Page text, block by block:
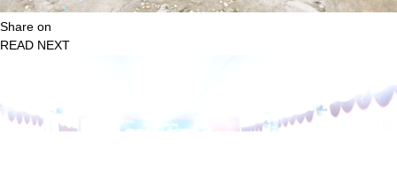
Share on
READ NEXT